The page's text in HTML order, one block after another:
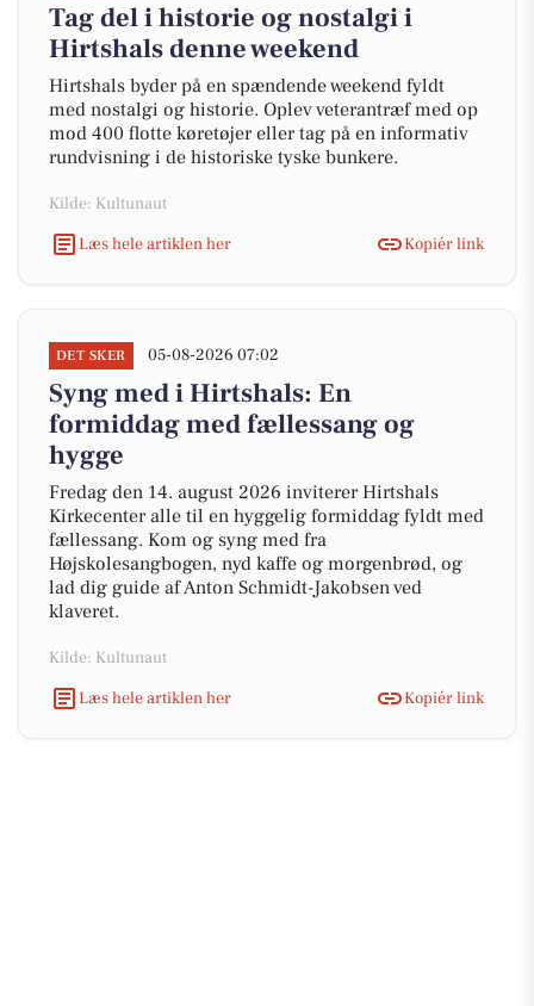
Tag del i historie og nostalgi i
Hirtshals denne weekend
Hirtshals byder på en spændende weekend fyldt
med nostalgi og historie. Oplev veterantræf med op
mod 400 flotte køretøjer eller tag på en informativ
rundvisning i de historiske tyske bunkere.
Kilde: Kultunaut
Læs hele artiklen her
Kopiér link
DET SKER 05-08-2026 07:02
Syng med i Hirtshals: En
formiddag med fællessang og
hygge
Fredag den 14. august 2026 inviterer Hirtshals
Kirkecenter alle til en hyggelig formiddag fyldt med
fællessang. Kom og syng med fra
Højskolesangbogen, nyd kaffe og morgenbrød, og
lad dig guide af Anton Schmidt-Jakobsen ved
klaveret.
Kilde: Kultunaut
Læs hele artiklen her
Kopiér link